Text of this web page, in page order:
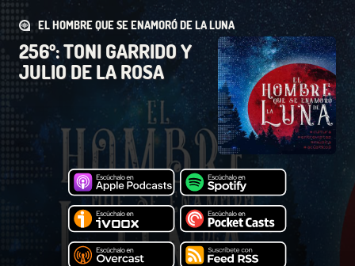
EL HOMBRE QUE SE ENAMORÓ DE LA LUNA
256º: TONI GARRIDO Y
JULIO DE LA ROSA